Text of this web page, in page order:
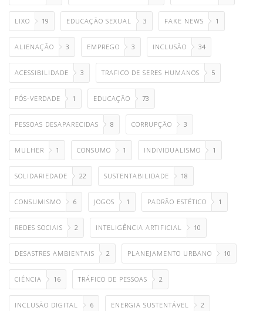
LIXO 19 EDUCAÇÃO SEXUAL 3 FAKE NEWS 1
ALIENAÇÃO 3 EMPREGO 3 INCLUSÃO 34
ACESSIBILIDADE 3 TRAFICO DE SERES HUMANOS 5
PÓS-VERDADE 1 EDUCAÇÃO 73
PESSOAS DESAPARECIDAS 8 CORRUPÇÃO 3
MULHER 1 CONSUMO 1 INDIVIDUALISMO 1
SOLIDARIEDADE 22 SUSTENTABILIDADE 18
CONSUMISMO 6 JOGOS 1 PADRÃO ESTÉTICO 1
REDES SOCIAIS 2 INTELIGÊNCIA ARTIFICIAL 10
DESASTRES AMBIENTAIS 2 PLANEJAMENTO URBANO 10
CIÊNCIA 16 TRÁFICO DE PESSOAS 2
INCLUSÃO DIGITAL 6 ENERGIA SUSTENTÁVEL 2